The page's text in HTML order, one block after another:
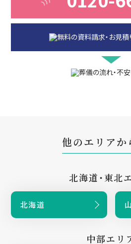
他のエリアか
北海道・東北
北海道
中部エリ